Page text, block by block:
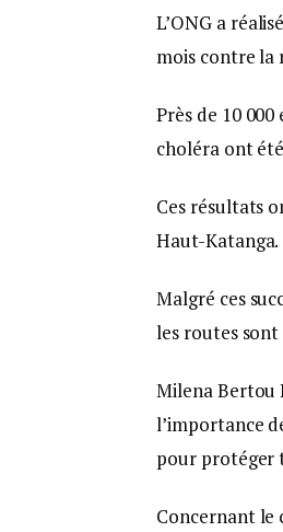
L’ONG a
mois contre la
Près de 10
choléra ont
Ces résultats
Haut-Katanga.
Malgré ces
les routes
Milena Bertou
l’importance
pour protéger
Concernant le